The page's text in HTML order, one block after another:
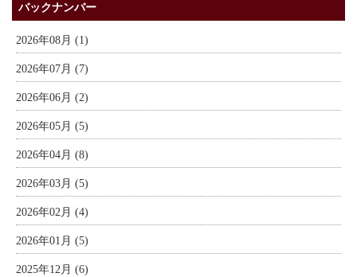
バックナンバー
2026年08月 (1)
2026年07月 (7)
2026年06月 (2)
2026年05月 (5)
2026年04月 (8)
2026年03月 (5)
2026年02月 (4)
2026年01月 (5)
2025年12月 (6)